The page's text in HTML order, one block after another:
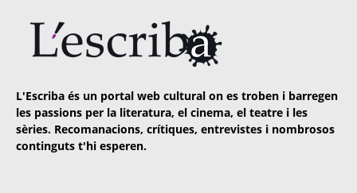
L'Escriba és un portal web cultural on es troben i barregen
les passions per la literatura, el cinema, el teatre i les
sèries. Recomanacions, crítiques, entrevistes i nombrosos
continguts t'hi esperen.